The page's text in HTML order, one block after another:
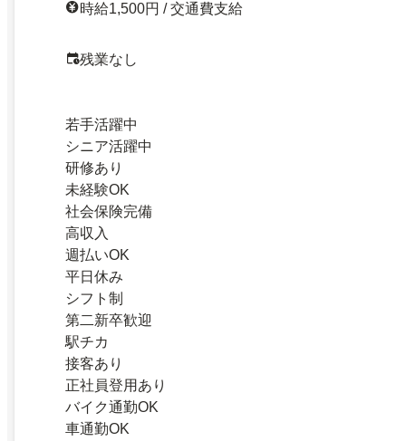
時給1,500円 / 交通費支給
残業なし
若手活躍中
シニア活躍中
研修あり
未経験OK
社会保険完備
高収入
週払いOK
平日休み
シフト制
第二新卒歓迎
駅チカ
接客あり
正社員登用あり
バイク通勤OK
車通勤OK